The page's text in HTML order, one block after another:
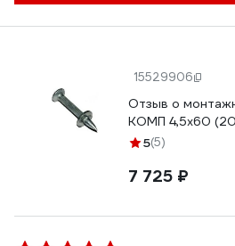
15529906
Отзыв о
КОМП 4,5х60
5(5)
7 725 ₽